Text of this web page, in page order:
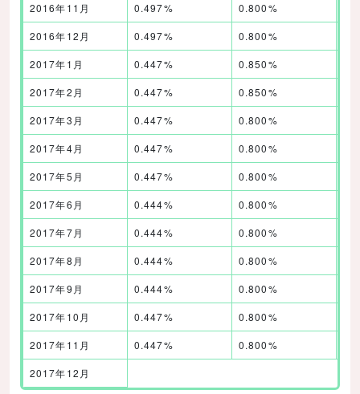
2016年11月 0.497% 0.800%
2016年12月 0.497% 0.800%
2017年1月 0.447% 0.850%
2017年2月 0.447% 0.850%
2017年3月 0.447% 0.800%
2017年4月 0.447% 0.800%
2017年5月 0.447% 0.800%
2017年6月 0.444% 0.800%
2017年7月 0.444% 0.800%
2017年8月 0.444% 0.800%
2017年9月 0.444% 0.800%
2017年10月 0.447% 0.800%
2017年11月 0.447% 0.800%
2017年12月